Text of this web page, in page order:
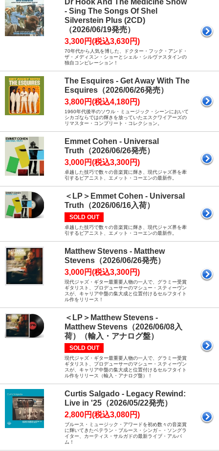
- Sing The Songs Of Shel
Silverstein Plus (2CD)
（2026/06/19発売）
3,300円(税込3,630円)
70年代から人気を博した、ドクター・フック・アンド・
ザ・メディスン・ショーとシェル・シルヴァスタインの
独自コンピレーション！
The Esquires - Get Away With The
Esquires（2026/06/26発売）
3,800円(税込4,180円)
1960年代後半のソウル・ミュージック・シーンにおいて
シカゴならではの輝きを放っていたエスクワイアーズの
リマスター・コンプリート・コレクション。
Emmet Cohen - Universal
Truth（2026/06/26発売）
3,000円(税込3,300円)
卓越した技巧で数々の音楽賞に輝き、現代ジャズ界を牽
引するピアニスト、エメット・コーエンの最新作。
＜LP＞Emmet Cohen - Universal
Truth（2026/06/16入荷）
SOLD OUT
卓越した技巧で数々の音楽賞に輝き、現代ジャズ界を牽
引するピアニスト、エメット・コーエンの最新作。
Matthew Stevens - Matthew
Stevens（2026/06/26発売）
3,000円(税込3,300円)
現代ジャズ・ギター最重要人物の一人で、グラミー受賞
ギタリスト、プロデューサーのマシュー・スティーヴン
スが、キャリア中盤の集大成と位置付けるセルフタイト
ル作をリリース！
＜LP＞Matthew Stevens -
Matthew Stevens（2026/06/08入
荷）（輸入・アナログ盤）
SOLD OUT
現代ジャズ・ギター最重要人物の一人で、グラミー受賞
ギタリスト、プロデューサーのマシュー・スティーヴン
スが、キャリア中盤の集大成と位置付けるセルフタイト
ル作をリリース（輸入・アナログ盤）！
Curtis Salgado - Legacy Rewind:
Live in '25（2026/05/22発売）
2,800円(税込3,080円)
ブルース・ミュージック・アワードを初め数々の音楽賞
に輝いてきたベテラン・ブルース・シンガ－・ソングラ
イター、カーティス・サルガドの最新ライブ・アルバ
ム！